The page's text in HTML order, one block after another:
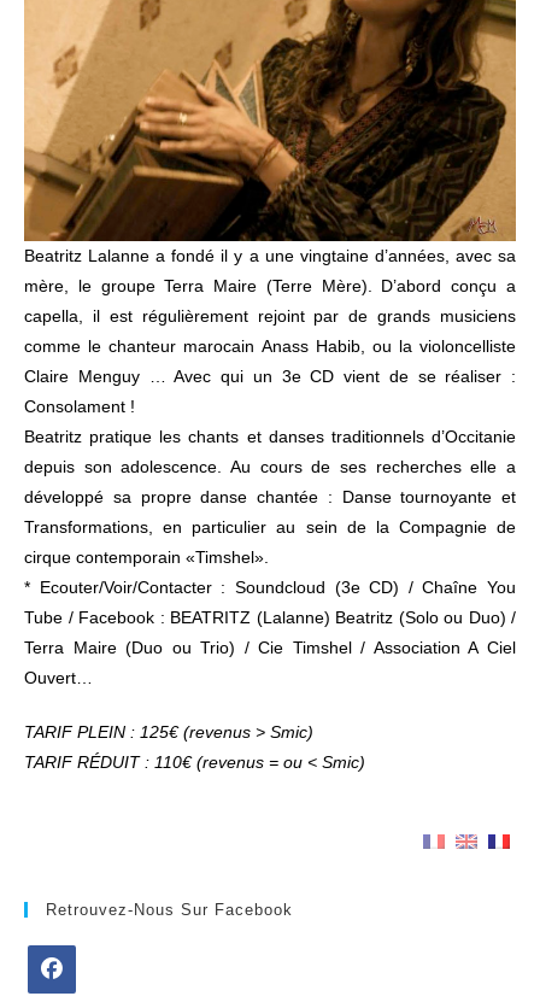
Beatritz Lalanne a fondé il y a une vingtaine d’années, avec sa
mère, le groupe Terra Maire (Terre Mère). D’abord conçu a
capella, il est régulièrement rejoint par de grands musiciens
comme le chanteur marocain Anass Habib, ou la violoncelliste
Claire Menguy … Avec qui un 3e CD vient de se réaliser :
Consolament !
Beatritz pratique les chants et danses traditionnels d’Occitanie
depuis son adolescence. Au cours de ses recherches elle a
développé sa propre danse chantée : Danse tournoyante et
Transformations, en particulier au sein de la Compagnie de
cirque contemporain «Timshel».
* Ecouter/Voir/Contacter : Soundcloud (3e CD) / Chaîne You
Tube / Facebook : BEATRITZ (Lalanne) Beatritz (Solo ou Duo) /
Terra Maire (Duo ou Trio) / Cie Timshel / Association A Ciel
Ouvert…
TARIF PLEIN : 125€ (revenus > Smic)
TARIF RÉDUIT : 110€ (revenus = ou < Smic)
Retrouvez-Nous Sur Facebook